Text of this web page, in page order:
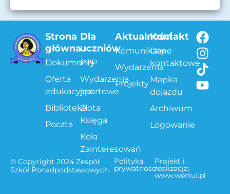
Strona
główna
Dokumenty
Oferta
edukacyjna
Biblioteka
Poczta
Dla
uczniów
PPP
Wydarzenia
sportowe
Złota
Księga
Koła
Zainteresowań
Aktualności
Komunikaty
Wydarzenia
Projekty
Kontakt
Dane
kontaktowe
Mapka
dojazdu
Archiwum
Logowanie
© Copyright 2024 Zespół
Szkół Ponadpodstawowych.
Polityka
prywatności
Projekt i
realizacja:
www.wertui.pl